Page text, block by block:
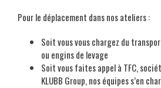
Pour le déplacement dans nos ateliers :
Soit vous vous chargez du
ou engins de levage
Soit vous faites appel à TFC,
KLUBB Group, nos équipes s’en